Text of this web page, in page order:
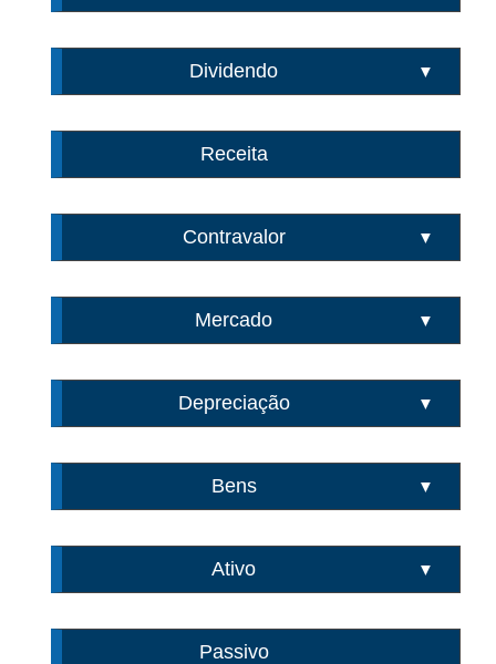
Dividendo ▼
Receita
Contravalor ▼
Mercado ▼
Depreciação ▼
Bens ▼
Ativo ▼
Passivo